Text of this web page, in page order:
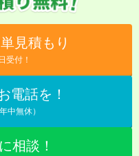
見積もり
受付！
電話を！
中無休）
相談！